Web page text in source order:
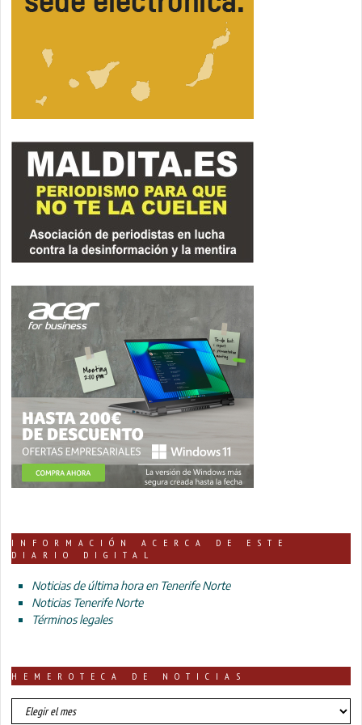
INFORMACIÓN ACERCA DE ESTE
DIARIO DIGITAL
Noticias de última hora en Tenerife Norte
Noticias Tenerife Norte
Términos legales
HEMEROTECA DE NOTICIAS
HEMEROTECA